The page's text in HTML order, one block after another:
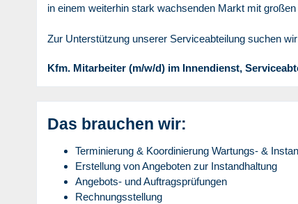
in einem weiterhin stark wachsenden Markt mit
Zur Unterstützung unserer Serviceabteilung suchen
Kfm. Mitarbeiter (m/w/d) im Innendienst,
Das brauchen wir:
Terminierung & Koordinierung Wartungs- &
Erstellung von Angeboten zur Instandhaltung
Angebots- und Auftragsprüfungen
Rechnungsstellung